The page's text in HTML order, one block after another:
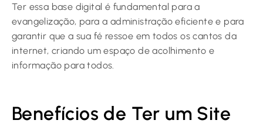
Ter essa base digital é fundamental para a
evangelização, para a administração eficiente e para
garantir que a sua fé ressoe em todos os cantos da
internet, criando um espaço de acolhimento e
informação para todos.
Benefícios de Ter um Site